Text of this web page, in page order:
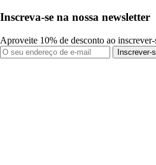
Inscreva-se na nossa newsletter
Aproveite 10% de desconto ao
Inscrever-